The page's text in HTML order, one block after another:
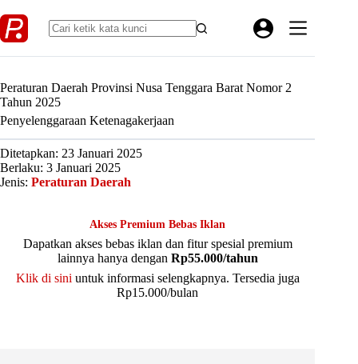
to
content
Peraturan Daerah Provinsi Nusa Tenggara Barat Nomor 2
Tahun 2025
Penyelenggaraan Ketenagakerjaan
Ditetapkan: 23 Januari 2025
Berlaku: 3 Januari 2025
Jenis: Peraturan Daerah
Akses Premium Bebas Iklan
Dapatkan akses bebas iklan dan fitur spesial premium
lainnya hanya dengan Rp55.000/tahun
Klik di sini untuk informasi selengkapnya. Tersedia juga
Rp15.000/bulan